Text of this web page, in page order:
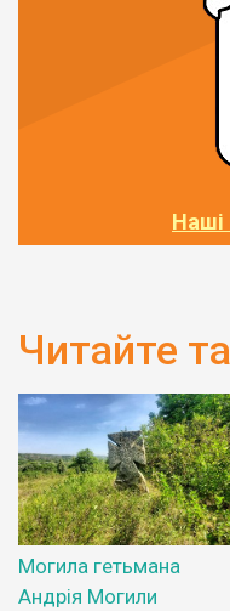
Наші
Читайте
Могила гетьмана
Андрія Могили